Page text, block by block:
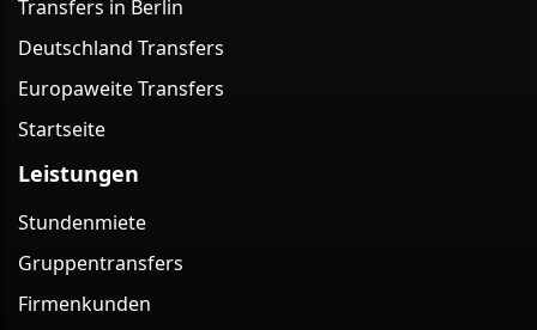
Transfers in Berlin
Deutschland Transfers
Europaweite Transfers
Startseite
Leistungen
Stundenmiete
Gruppentransfers
Firmenkunden